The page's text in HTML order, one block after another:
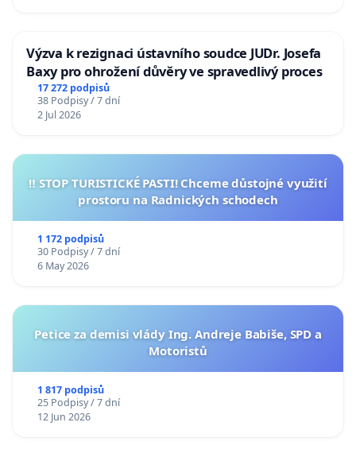
Výzva k rezignaci ústavního soudce JUDr. Josefa
Baxy pro ohrožení důvěry ve spravedlivý proces
17 272 podpisů
38 Podpisy / 7 dní
2 Jul 2026
‼️ STOP TURISTICKÉ PASTI! Chceme důstojné využití
prostoru na Radnických schodech
1 172 podpisů
30 Podpisy / 7 dní
6 May 2026
Petice za demisi vlády Ing. Andreje Babiše, SPD a
Motoristů
1 817 podpisů
25 Podpisy / 7 dní
12 Jun 2026